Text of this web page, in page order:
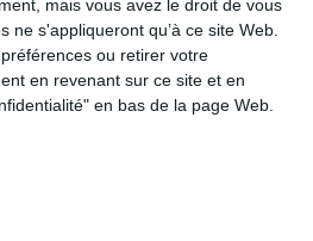
mais vous avez le droit de vous
ne s'appliqueront qu’à ce site Web.
ou retirer votre
en revenant sur ce site et en
en bas de la page Web.
liens familiaux
des Mères